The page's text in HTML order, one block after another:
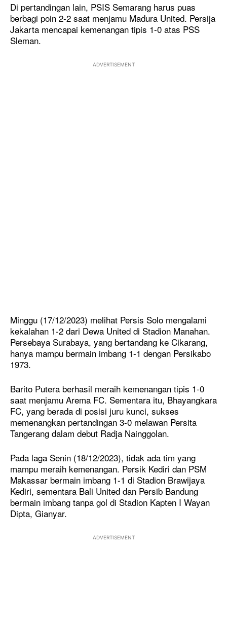
Di pertandingan lain, PSIS Semarang harus puas
berbagi poin 2-2 saat menjamu Madura United. Persija
Jakarta mencapai kemenangan tipis 1-0 atas PSS
Sleman.
ADVERTISEMENT
Minggu (17/12/2023) melihat Persis Solo mengalami
kekalahan 1-2 dari Dewa United di Stadion Manahan.
Persebaya Surabaya, yang bertandang ke Cikarang,
hanya mampu bermain imbang 1-1 dengan Persikabo
1973.
Barito Putera berhasil meraih kemenangan tipis 1-0
saat menjamu Arema FC. Sementara itu, Bhayangkara
FC, yang berada di posisi juru kunci, sukses
memenangkan pertandingan 3-0 melawan Persita
Tangerang dalam debut Radja Nainggolan.
Pada laga Senin (18/12/2023), tidak ada tim yang
mampu meraih kemenangan. Persik Kediri dan PSM
Makassar bermain imbang 1-1 di Stadion Brawijaya
Kediri, sementara Bali United dan Persib Bandung
bermain imbang tanpa gol di Stadion Kapten I Wayan
Dipta, Gianyar.
ADVERTISEMENT